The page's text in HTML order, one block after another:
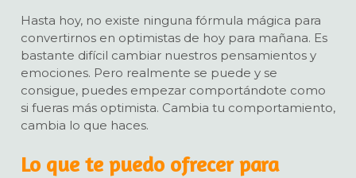
Hasta hoy, no existe ninguna fórmula mágica para
convertirnos en optimistas de hoy para mañana. Es
bastante difícil cambiar nuestros pensamientos y
emociones. Pero realmente se puede y se
consigue, puedes empezar comportándote como
si fueras más optimista. Cambia tu comportamiento,
cambia lo que haces.
Lo que te puedo ofrecer para